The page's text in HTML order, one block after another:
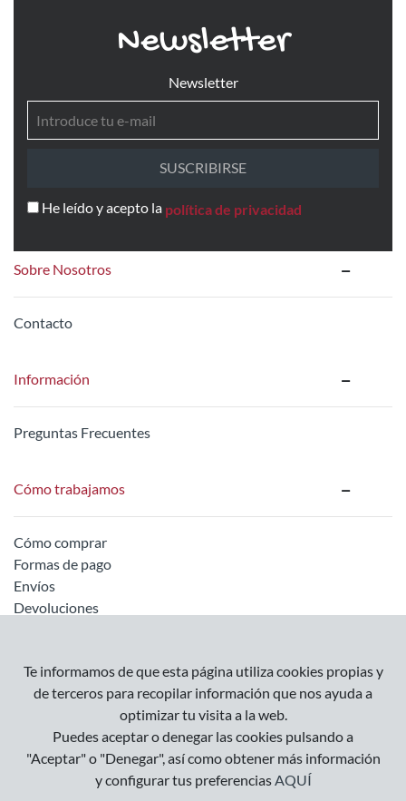
Newsletter
Newsletter
SUSCRIBIRSE
He leído y acepto la política de privacidad
Sobre Nosotros
Contacto
Información
Preguntas Frecuentes
Cómo trabajamos
Cómo comprar
Formas de pago
Envíos
Devoluciones
Información legal
Condiciones Generales
Política de Privacidad
Política de Cookies
Te informamos de que esta página utiliza cookies propias y
de terceros para recopilar información que nos ayuda a
optimizar tu visita a la web.
Puedes aceptar o denegar las cookies pulsando a
"Aceptar" o "Denegar", así como obtener más información
y configurar tus preferenciasAQUÍ